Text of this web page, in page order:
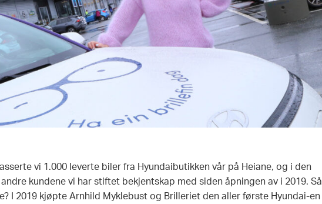
vi 1.000 leverte biler fra Hyundaibutikken vår på Heiane, og i den
kundene vi har stiftet bekjentskap med siden åpningen av i 2019. Så
I 2019 kjøpte Arnhild Myklebust og Brilleriet den aller første Hyundai-en